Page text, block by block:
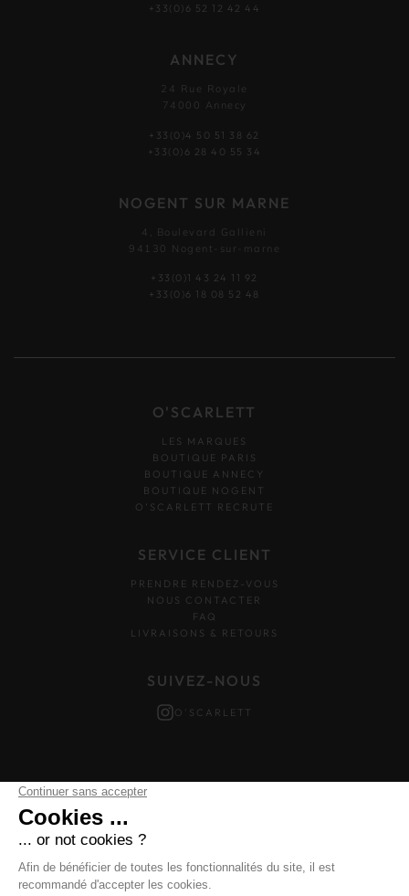
+33(0)6 52 12 42 44
ANNECY
24 Rue Royale
74000 Annecy
+33(0)4 50 51 38 62
+33(0)6 28 40 55 34
NOGENT SUR MARNE
4, Boulevard Gallieni
94130 Nogent-sur-marne
+33(0)1 43 24 11 92
+33(0)6 18 08 52 48
O'SCARLETT
LES MARQUES
BOUTIQUE PARIS
BOUTIQUE ANNECY
BOUTIQUE NOGENT
O’SCARLETT RECRUTE
SERVICE CLIENT
PRENDRE RENDEZ-VOUS
NOUS CONTACTER
FAQ
LIVRAISONS & RETOURS
SUIVEZ-NOUS
O'SCARLETT
Mentions légales – Données personnelles – Cookies